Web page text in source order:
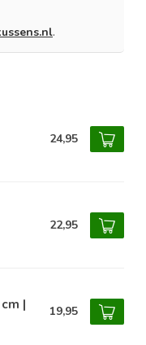
.
24,95
22,95
| 19,95